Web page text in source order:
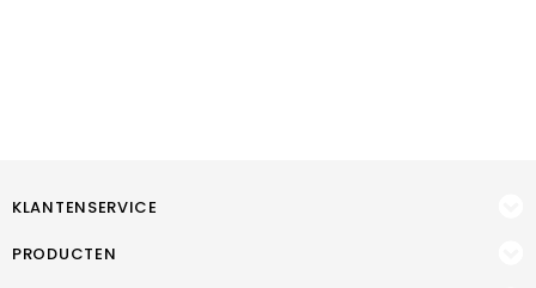
KLANTENSERVICE
PRODUCTEN